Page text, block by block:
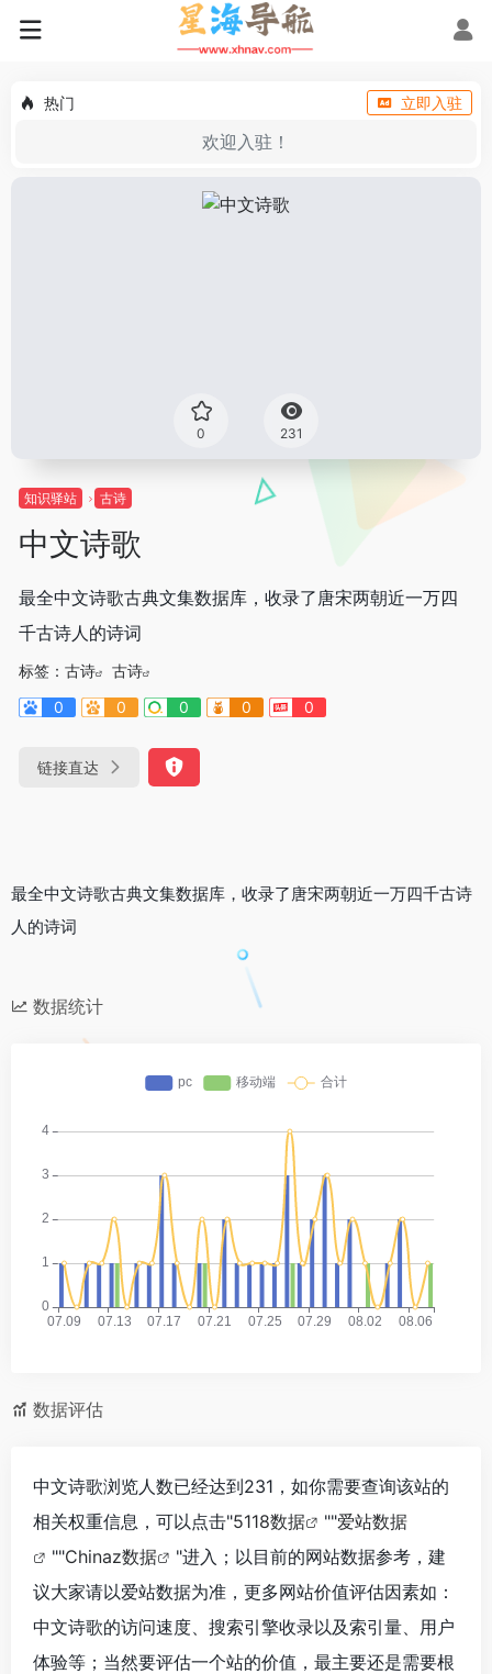
热门 立即入驻
欢迎入驻！
0 231
知识驿站 古诗
中文诗歌
最全中文诗歌古典文集数据库，收录了唐宋两朝近一万四
千古诗人的诗词
标签： 古诗
古诗
0
0 0 0 0
链接直达
最全中文诗歌古典文集数据库，收录了唐宋两朝近一万四千古诗
人的诗词
数据统计
数据评估
中文诗歌浏览人数已经达到231，如你需要查询该站的
相关权重信息，可以点击"5118数据 ""爱站数据
""Chinaz数据
"进入；以目前的网站数据参考，建
议大家请以爱站数据为准，更多网站价值评估因素如：
中文诗歌的访问速度、搜索引擎收录以及索引量、用户
体验等；当然要评估一个站的价值，最主要还是需要根